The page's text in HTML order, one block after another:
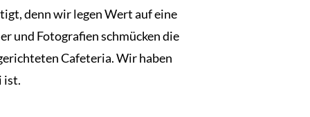
denn wir legen Wert auf eine
und Fotografien schmücken die
Cafeteria. Wir haben
ist.